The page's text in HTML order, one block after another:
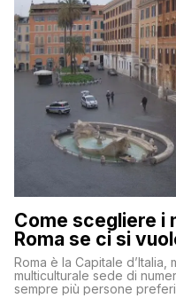
Come scegliere i
Roma se ci si
Roma è la Capitale d’Italia,
multiculturale sede di
sempre più persone